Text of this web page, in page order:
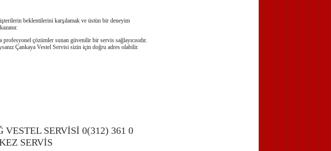
beklentilerini karşılamak ve üstün bir deneyim
çözümler sunan güvenilir bir servis sağlayıcısıdır.
Çankaya Vestel Servisi sizin için doğru adres olabilir.
VESTEL SERVİSİ 0(312) 361 0
SERVİS